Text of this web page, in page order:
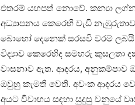
එතරම් යහපත් නොවේ. කන්‍යා
අධ්‍යාපනය කෙරෙහි වැඩි
බොහෝ දෙනෙක්‌ සරසවි වරම් ලබයි.
විද්‍යාව කෙරෙහිද සමහරු කුසලතා
වාසනාව ඇත. ආදරය, අනුකම්පාව
ඔවුහු කැමති වෙති. අවංක ආදරය
අයට විවාහය සඳහා සුදුසු වනුයේ